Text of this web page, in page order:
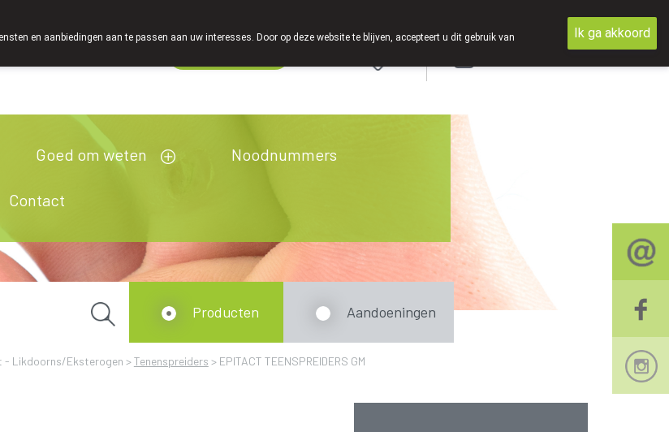
Goed om weten Noodnummers
Contact
- Likdoorns/Eksterogen >Tenenspreiders > EPITACT TEENSPREIDERS GM
Producten Aandoeningen
en aanbiedingen aan te passen aan uw interesses. Door op deze website te blijven, accepteert u dit gebruik van
Ik ga akkoord